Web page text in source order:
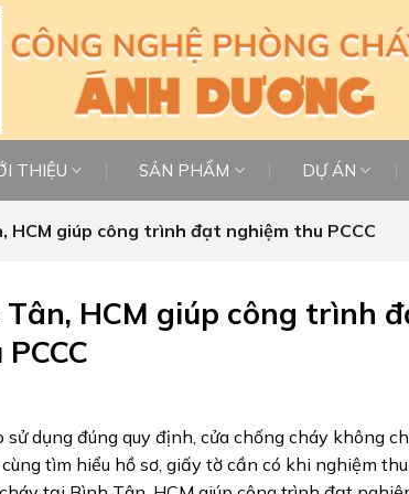
THIỆU SẢN PHẨM DỰ ÁN
giúp công trình đạt nghiệm thu PCCC
HCM giúp công trình
dụng đúng quy định, cửa chống cháy không
tìm hiểu hồ sơ, giấy tờ cần có khi nghiệm